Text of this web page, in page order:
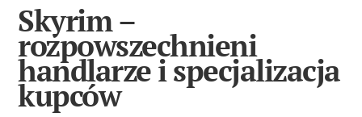
Skyrim –
rozpowszechnieni
handlarze i specjalizacja
kupców